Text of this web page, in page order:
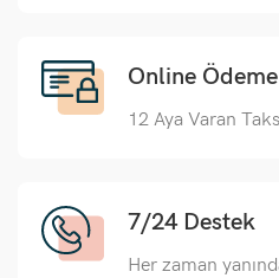
Online Ödeme
12 Aya Varan
7/24 Destek
Her zaman